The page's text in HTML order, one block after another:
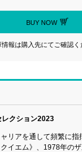
BUY NOW
情報は購入先にてご確認く
クション2023
リアを通して頻繁に指
イエム》、1978年の